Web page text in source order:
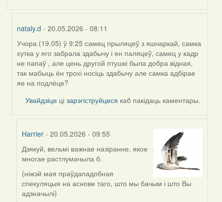
nataly.d - 20.05.2026 - 08:11
In
reply
to
by
Harrier
Учора (19.05) ў 9:25 самец прыляцеў з яшчаркай, самка
хутка у яго забрала здабычу і ен паляцеў, самец у кадр
не папаў , але цень другой птушкі была добра відная,
так мабыць ён трохі носіць здабычу але самка адбірае
яе на подлёце?
Увайдзіце цізарэгіструйцеся каб пакідаць каментары.
Harrier - 20.05.2026 - 09:55
In
reply
to
by
nataly.d
Дзякуй, вельмі важнае назіранне, якое
многае растлумачыла б.
(ніжэй мая праўдападобная
спекуляцыя на аснове таго, што мы бачым і што Вы
адзначылі)